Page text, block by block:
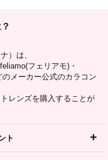
）は、
フェリアモ)・
メーカー公式のカラコン
レンズを購入することが
ト